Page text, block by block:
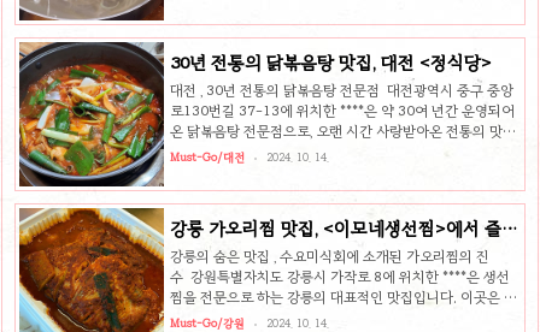
합니다. 매일 직접 제면해 만들어낸 통통한 면발과 깔끔한 육
으로 딱! 깊은 육향의 평양물냉면의 평양 물냉면은 해장을 위
해 찾는 손님들에게 강력 추천합니다. 이곳의 물냉면은 아롱
사태와 소갈비를 10시간 이상 우리고 24시간 숙성한 육수를
사용하여, 깊고 진한 육향이 일품입니다. 비리지 않고 깔끔한
육수는 메밀면의 부드러움과 조화되어 한 입만 먹어도 해장
30년 전통의 닭볶음탕 맛집, 대전 <정식당>
대전 , 30년 전통의 닭볶음탕 전문점 대전광역시 중구 중앙
로130번길 37-13에 위치한 ****은 약 30여 년간 운영되어
온 닭볶음탕 전문점으로, 오랜 시간 사랑받아온 전통의 맛집
입니다. 많은 사람들이 찾는 이곳은 대전의 명소로 자리 잡
원의 3대 천왕에도 방영된 이곳은 그 명성에 걸맞게 언제나
의 닭볶음탕은 강한 매운맛이 특징입니다. 적당히 매운 닭볶
음탕을 맛있게 즐기기 위해서는, 함께 제공되는 동치미 국물
과 곁들여 먹는 것이 팁입니다. 매운맛을 중화시키면서도 닭
볶음탕의 진한 풍미를 더욱 잘 느낄 수 있습니다. 또한, 매콤
한 국물에 밥을 볶아 먹는 것도 필수 코스! 남은 국물에 밥
Must-Go/대전 2024. 10. 14.
강릉 가오리찜 맛집, <이모네생선찜>에서 즐기
는 진한 맛
강릉의 숨은 맛집 , 수요미식회에 소개된 가오리찜의 진
수 강원특별자치도 강릉시 가작로 8에 위치한 ****은 생선
찜을 전문으로 하는 강릉의 대표적인 맛집입니다. 이곳은 수
요미식회에 소개되면서 더욱 유명해졌으며, 특히 가오리찜
Must-Go/강원 2024. 10. 14.